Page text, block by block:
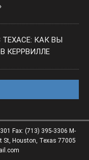
КАК ВЫ
КЕРРВИЛЛЕ
Fax: (713) 395-3306 M-
St, Houston, Texas 77005